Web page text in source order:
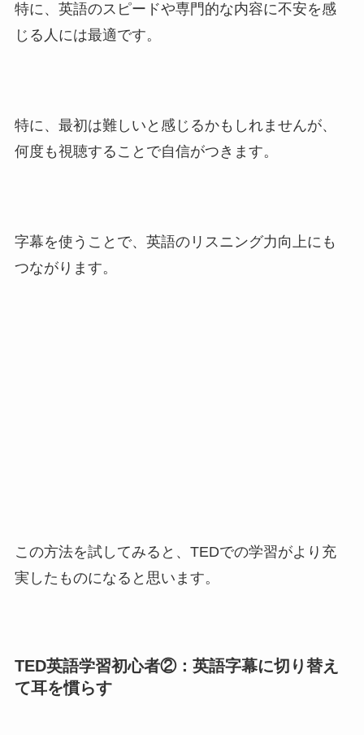
特に、英語のスピードや専門的な内容に不安を感
じる人には最適です。
特に、最初は難しいと感じるかもしれませんが、
何度も視聴することで自信がつきます。
字幕を使うことで、英語のリスニング力向上にも
つながります。
この方法を試してみると、TEDでの学習がより充
実したものになると思います。
TED英語学習初心者②：英語字幕に切り替え
て耳を慣らす